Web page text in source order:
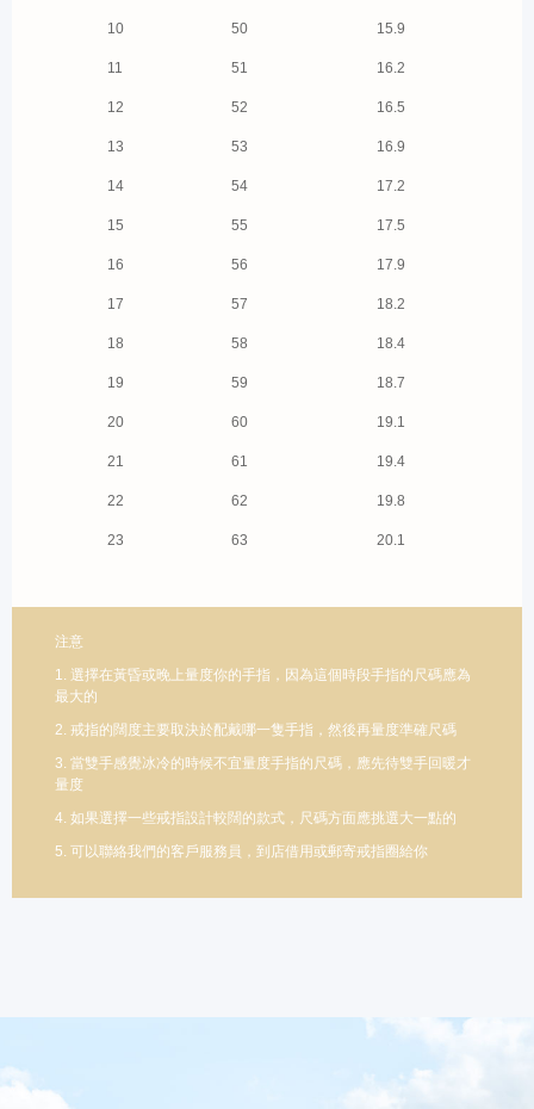
10 50 15.9
11 51 16.2
12 52 16.5
13 53 16.9
14 54 17.2
15 55 17.5
16 56 17.9
17 57 18.2
18 58 18.4
19 59 18.7
20 60 19.1
21 61 19.4
22 62 19.8
23 63 20.1
注意
1. 選擇在黃昏或晚上量度你的手指，因為這個時段手指的尺碼應為
最大的
2. 戒指的闊度主要取決於配戴哪一隻手指，然後再量度準確尺碼
3. 當雙手感覺冰冷的時候不宜量度手指的尺碼，應先待雙手回暖才
量度
4. 如果選擇一些戒指設計較闊的款式，尺碼方面應挑選大一點的
5. 可以聯絡我們的客戶服務員，到店借用或郵寄戒指圈給你